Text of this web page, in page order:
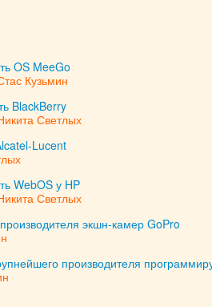
OS MeeGo
Кузьмин
BlackBerry
Светлых
Lucent
WebOS у HP
Светлых
экшн-камер GoPro
производителя